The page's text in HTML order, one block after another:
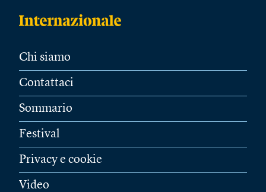
Chi siamo
Contattaci
Sommario
Festival
Privacy e cookie
Video